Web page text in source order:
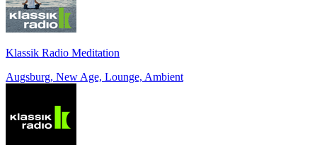
Klassik Radio Meditation
Augsburg, New Age, Lounge, Ambient